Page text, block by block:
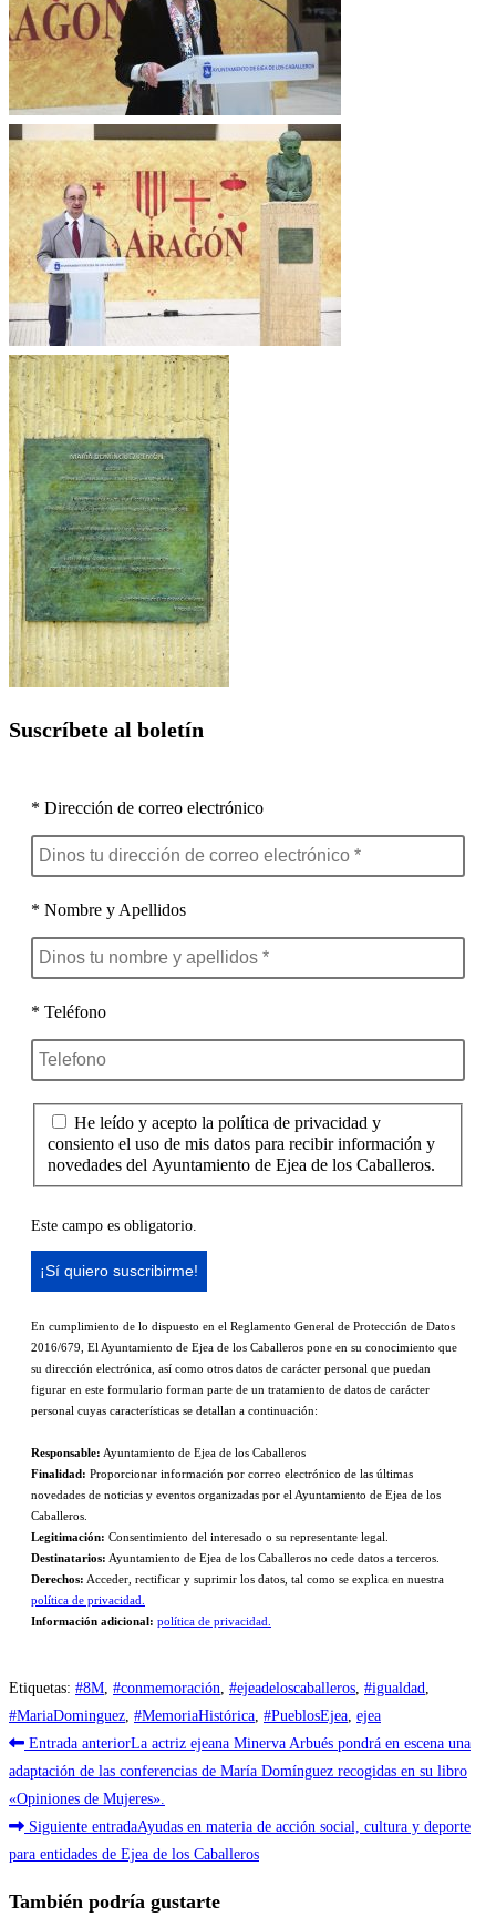
Suscríbete al boletín
* Dirección de correo electrónico
* Nombre y Apellidos
* Teléfono
He leído y acepto la política de privacidad y
consiento el uso de mis datos para recibir información y
novedades del Ayuntamiento de Ejea de los Caballeros.
Este campo es obligatorio.
En cumplimiento de lo dispuesto en el Reglamento General de Protección de Datos
2016/679, El Ayuntamiento de Ejea de los Caballeros pone en su conocimiento que
su dirección electrónica, así como otros datos de carácter personal que puedan
figurar en este formulario forman parte de un tratamiento de datos de carácter
personal cuyas características se detallan a continuación:
Responsable: Ayuntamiento de Ejea de los Caballeros
Finalidad: Proporcionar información por correo electrónico de las últimas
novedades de noticias y eventos organizadas por el Ayuntamiento de Ejea de los
Caballeros.
Legitimación: Consentimiento del interesado o su representante legal.
Destinatarios: Ayuntamiento de Ejea de los Caballeros no cede datos a terceros.
Derechos: Acceder, rectificar y suprimir los datos, tal como se explica en nuestra
política de privacidad.
Información adicional: política de privacidad.
Etiquetas: #8M #conmemoración #ejeadeloscaballeros #igualdad
#MariaDominguez #MemoriaHistórica #PueblosEjea ejea
Leer
más
artículos
Entrada anteriorLa actriz ejeana Minerva Arbués pondrá en escena una
adaptación de las conferencias de María Domínguez recogidas en su libro
«Opiniones de Mujeres».
Siguiente entradaAyudas en materia de acción social, cultura y deporte
para entidades de Ejea de los Caballeros
También podría gustarte